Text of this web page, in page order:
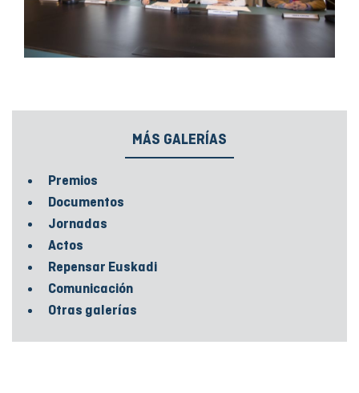
MÁS GALERÍAS
Premios
Documentos
Jornadas
Actos
Repensar Euskadi
Comunicación
Otras galerías